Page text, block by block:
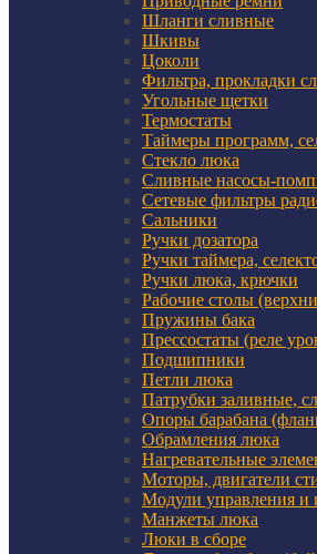
Шланги сливные
Шкивы
Цоколи
Фильтра, прокладки
Угольные щетки
Термостаты
Таймеры программ,
Стекло люка
Сливные насосы-
Сетевые фильтры
Сальники
Ручки дозатора
Ручки таймера,
Ручки люка, крючки
Рабочие столы
Пружины бака
Прессостаты (реле
Подшипники
Петли люка
Патрубки заливные,
Опоры барабана
Обрамления люка
Нагревательные
Моторы, двигатели
Модули управления и
Манжеты люка
Люки в сборе